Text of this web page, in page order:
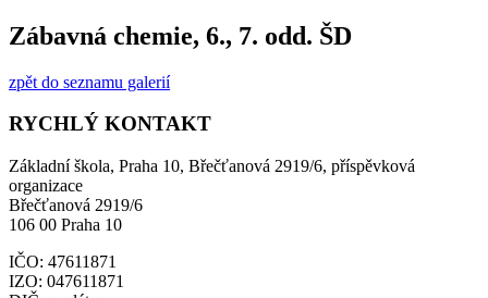
Zábavná chemie, 6., 7. odd. ŠD
zpět do seznamu galerií
RYCHLÝ KONTAKT
Základní škola, Praha 10, Břečťanová 2919/6, příspěvková
organizace
Břečťanová 2919/6
106 00 Praha 10
IČO: 47611871
IZO: 047611871